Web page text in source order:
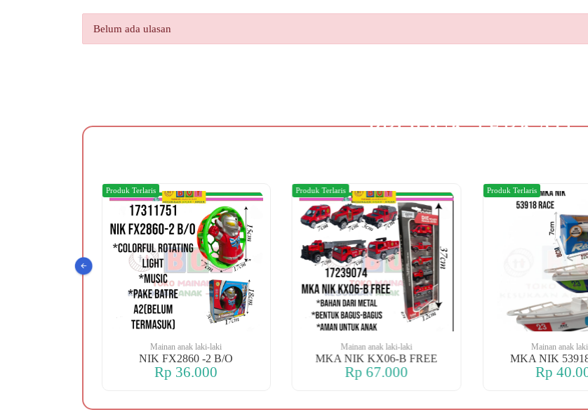
Belum ada ulasan
PRODUK TERKAIT
Mainan anak laki-laki
NIK FX2860 -2 B/O
Rp 36.000
Produk Terlaris
Mainan anak laki-laki
MKA NIK KX06-B FREE
Rp 67.000
Produk Terlaris
Mainan anak
MKA NIK
Rp
Produk Terlaris